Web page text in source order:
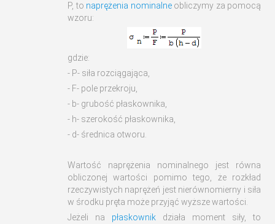
P, to naprężenia nominalneobliczymy za pomocą
wzoru:
gdzie:
- P- siła rozciągająca,
- F- pole przekroju,
- b- grubość płaskownika,
- h- szerokość płaskownika,
- d- średnica otworu.
Wartość naprężenia nominalnego jest równa
obliczonej wartości pomimo tego, że rozkład
rzeczywistych naprężeń jest nierównomierny i siła
w środku pręta może przyjąć wyższe wartości.
Jeżeli na płaskownik działa moment siły, to